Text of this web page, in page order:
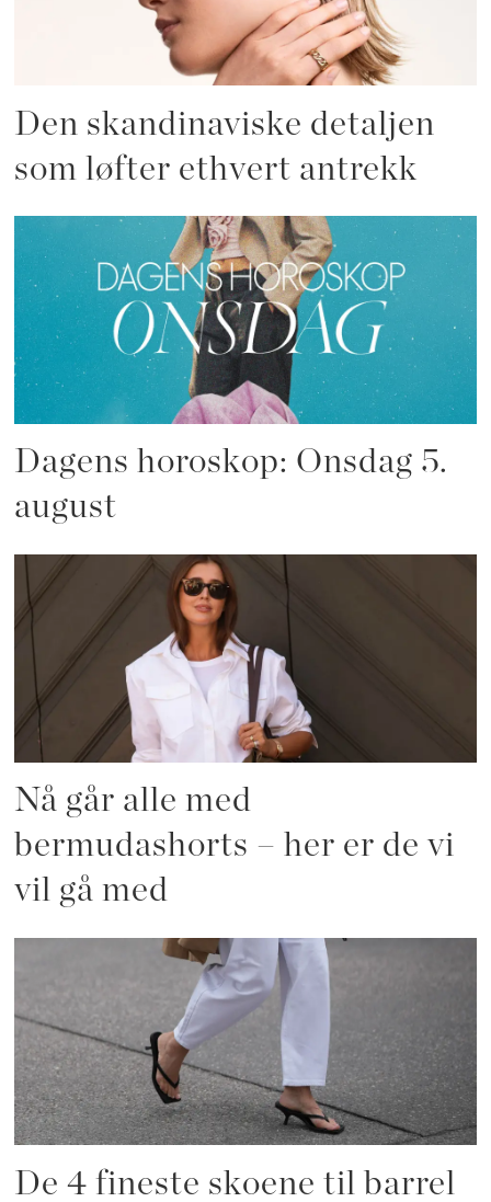
Den skandinaviske detaljen
som løfter ethvert antrekk
Dagens horoskop: Onsdag 5.
august
Nå går alle med
bermudashorts – her er de vi
vil gå med
De 4 fineste skoene til barrel